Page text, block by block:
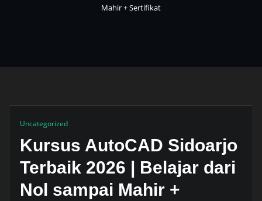
Mahir + Sertifikat
Uncategorized
Kursus AutoCAD Sidoarjo
Terbaik 2026 | Belajar dari
Nol sampai Mahir +